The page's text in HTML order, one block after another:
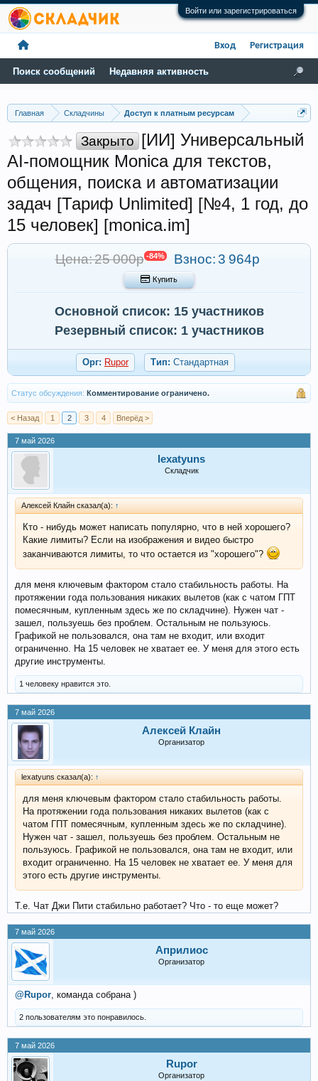
Войти или зарегистрироваться
Главная Складчины Доступ к платным ресурсам
Закрыто [ИИ] Универсальный
AI-помощник Monica для текстов,
общения, поиска и автоматизации
задач [Тариф Unlimited] [№4, 1 год, до
15 человек] [monica.im]
Цена: 25 000р -84% Взнос:3 964р
 Купить
Основной список: 15 участников
Резервный список: 1 участников
Орг: Rupor Тип: Стандартная
Статус обсуждения: Комментирование ограничено.
< Назад 1 2 3 4 Вперёд >
7 май 2026
lexatyuns
Складчик
Алексей Клайн сказал(а): ↑
Кто - нибудь может написать популярно, что в ней хорошего?
Какие лимиты? Если на изображения и видео быстро
заканчиваются лимиты, то что остается из "хорошего"?
для меня ключевым фактором стало стабильность работы. На
протяжении года пользования никаких вылетов (как с чатом ГПТ
помесячным, купленным здесь же по складчине). Нужен чат -
зашел, пользуешь без проблем. Остальным не пользуюсь.
Графикой не пользовался, она там не входит, или входит
ограниченно. На 15 человек не хватает ее. У меня для этого есть
другие инструменты.
1 человеку нравится это.
7 май 2026
Алексей Клайн
Организатор
lexatyuns сказал(а): ↑
для меня ключевым фактором стало стабильность работы.
На протяжении года пользования никаких вылетов (как с
чатом ГПТ помесячным, купленным здесь же по складчине).
Нужен чат - зашел, пользуешь без проблем. Остальным не
пользуюсь. Графикой не пользовался, она там не входит, или
входит ограниченно. На 15 человек не хватает ее. У меня для
этого есть другие инструменты.
Т.е. Чат Джи Пити стабильно работает? Что - то еще может?
7 май 2026
Априлиос
Организатор
@Rupor, команда собрана )
2 пользователям это понравилось.
7 май 2026
Rupor
Организатор
Поиск сообщений Недавняя активность
Вход Регистрация